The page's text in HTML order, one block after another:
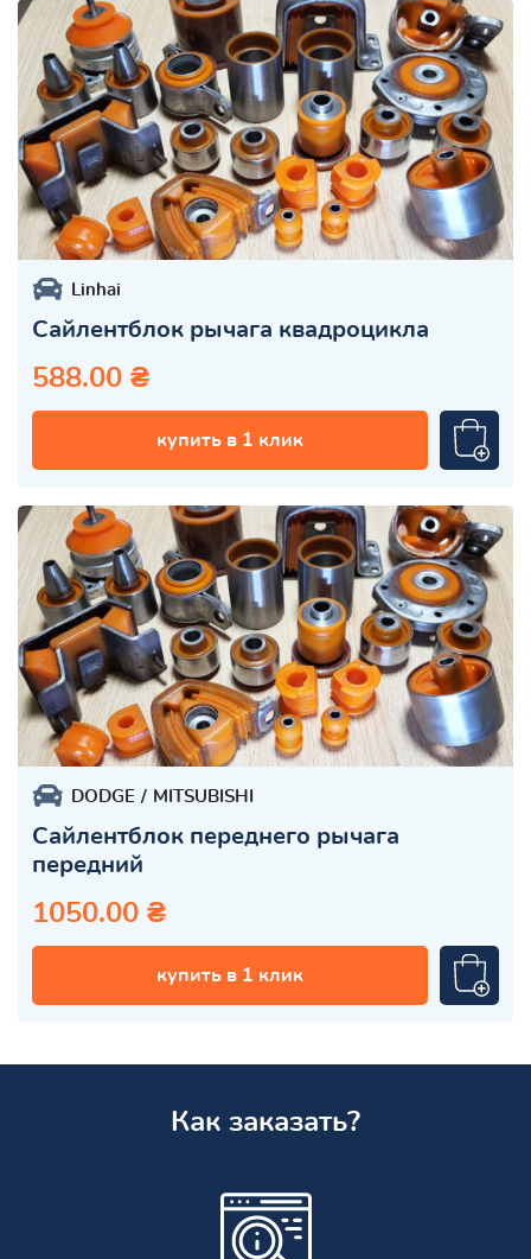
Linhai
Сайлентблок рычага квадроцикла
588.00 ₴
купить в 1 клик
DODGE MITSUBISHI
Сайлентблок переднего рычага
передний
1050.00 ₴
купить в 1 клик
Как заказать?